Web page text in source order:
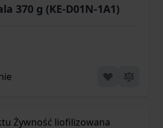
370 g (KE-D01N-1A1)